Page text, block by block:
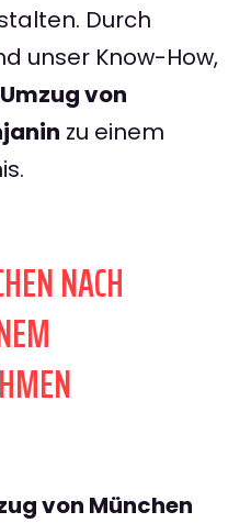
Durch
unser Know-How,
Umzug von
zu einem
NACH
von München